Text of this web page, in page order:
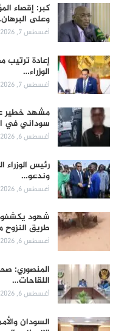
كبر: إقصاء
وعلى
أغسطس 7, 2026
إعادة
الوزراء…
أغسطس 7, 2026
مشهد خطير
سوداني في
أغسطس 6, 2026
رئيس الوزراء
وندعو…
أغسطس 6, 2026
طريق
أغسطس 6, 2026
المنصوري:
اللقاحات…
أغسطس 6, 2026
السودان